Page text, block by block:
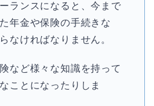
ランスになると、今まで
年金や保険の手続きな
なければなりません。
など様々な知識を持って
ことになったりしま